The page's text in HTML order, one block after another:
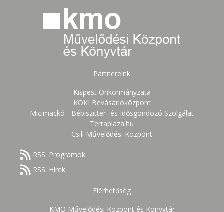
Partnereink
Kispest Önkormányzata
KÖKI Bevásárlóközpont
Micimackó - Bébiszitter- és Idősgondozó Szolgálat
Terraplaza.hu
Csili Művelődési Központ
RSS: Programok
RSS: Hírek
Elérhetőség
KMO Művelődési Központ és Könyvtár